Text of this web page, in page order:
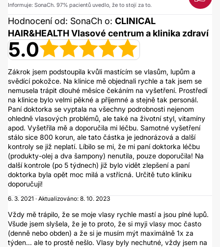
Informuje: SonaCh. 97% pacientů uvedlo, že to stojí za to.
Hodnocení od: SonaCh o: CLINICAL
HAIR&HEALTH Vlasové centrum a klinika zdraví
5.0
Zákrok jsem podstoupila kvůli mastícím se vlasům, lupům a
svědící pokožce. Na klinice mě objednali rychle a tak jsem se
nemusela trápit dlouhé měsíce čekáním na vyšetření. Prostředí
na klinice bylo velmi pěkné a příjemné a stejně tak personál.
Paní doktorka se vyptala na všechny podrobnosti nejenom
ohledně vlasových problémů, ale také na životní styl, vitamíny
apod. Vyšetřila mě a doporučila mi léčbu. Samotné vyšetření
stálo sice 800 korun, ale tato částka je jednorázová a další
kontroly se již neplatí. Líbilo se mi, že mi paní doktorka léčbu
(produkty-olej a dva šampony) nenutila, pouze doporučila! Na
další kontrole (po 5 týdnech) již bylo vidět zlepšení a paní
doktorka byla opět moc milá a vstřícná. Určitě tuto kliniku
doporučuji!
6. 3. 2021 · Aktualizováno: 8. 10. 2023
Vždy mě trápilo, že se moje vlasy rychle mastí a jsou plné lupů.
Všude jsem slyšela, že je to proto, že si myji vlasy moc často
(denně nebo obden) a že si je musím mýt maximálně 1x za
týden... ale to prostě nešlo. Vlasy byly nechutné, vždy jsem na